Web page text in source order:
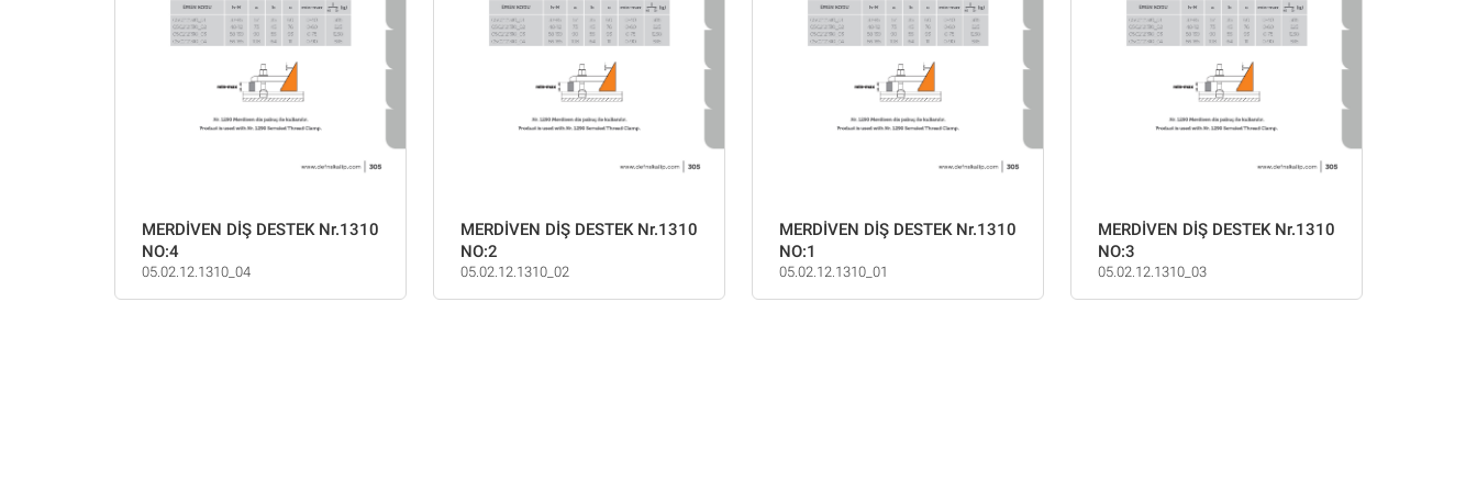
MERDİVEN DİŞ DESTEK Nr.1310
NO:4
05.02.12.1310_04
MERDİVEN DİŞ DESTEK Nr.1310
NO:2
05.02.12.1310_02
MERDİVEN DİŞ DESTEK Nr.1310
NO:1
05.02.12.1310_01
MERDİVEN DİŞ DESTEK Nr.1310
NO:3
05.02.12.1310_03